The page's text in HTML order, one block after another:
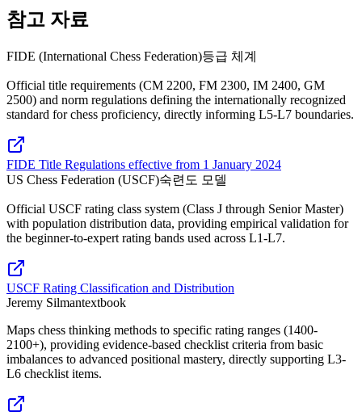
참고 자료
FIDE (International Chess Federation)등급 체계
Official title requirements (CM 2200, FM 2300, IM 2400, GM
2500) and norm regulations defining the internationally recognized
standard for chess proficiency, directly informing L5-L7 boundaries.
FIDE Title Regulations effective from 1 January 2024
US Chess Federation (USCF)숙련도 모델
Official USCF rating class system (Class J through Senior Master)
with population distribution data, providing empirical validation for
the beginner-to-expert rating bands used across L1-L7.
USCF Rating Classification and Distribution
Jeremy Silmantextbook
Maps chess thinking methods to specific rating ranges (1400-
2100+), providing evidence-based checklist criteria from basic
imbalances to advanced positional mastery, directly supporting L3-
L6 checklist items.